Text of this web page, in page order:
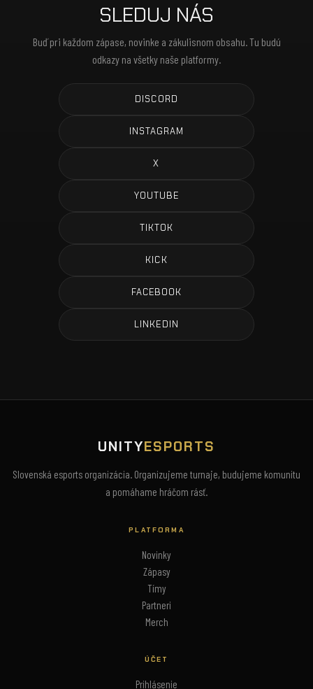
SLEDUJ NÁS
Buď pri každom zápase, novinke a zákulisnom obsahu. Tu budú
odkazy na všetky naše platformy.
DISCORD
INSTAGRAM
X
YOUTUBE
TIKTOK
KICK
FACEBOOK
LINKEDIN
UNITYESPORTS
Slovenská esports organizácia. Organizujeme turnaje, budujeme komunitu
a pomáhame hráčom rásť.
PLATFORMA
Novinky
Zápasy
Tímy
Partneri
Merch
ÚČET
Prihlásenie